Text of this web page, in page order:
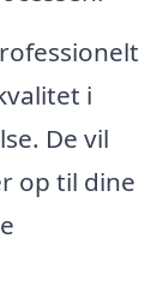
i
De vil
op til dine